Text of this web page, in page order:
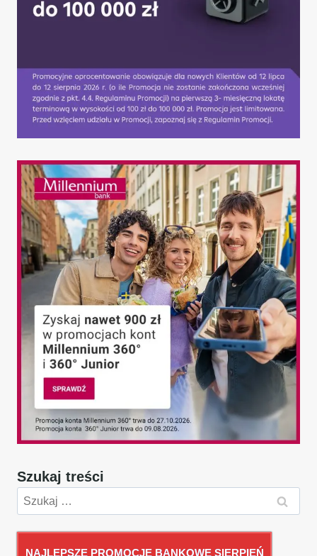
Szukaj treści
Szukaj:
NAJLEPSZE PROMOCJE BANKOWE SIERPIEŃ